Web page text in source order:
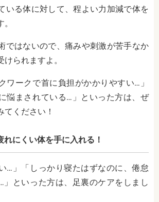
いる体に対して、程よい力加減で体を
ではないので、痛みや刺激が苦手なか
られますよ。
ワークで首に負担がかかりやすい…」
悩まされている…」といった方は、ぜ
てください！
れにくい体を手に入れる！
…」「しっかり寝たはずなのに、倦怠
」といった方は、足裏のケアをしまし